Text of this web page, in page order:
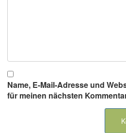
Name, E-Mail-Adresse und
für meinen nächsten